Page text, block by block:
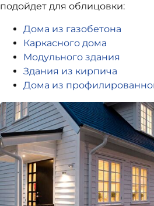
подойдет для облицовки:
Дома из газобетона
Каркасного дома
Модульного здания
Здания из кирпича
Дома из